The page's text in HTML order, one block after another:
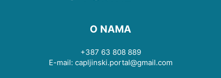
O NAMA
+387 63 808 889
E-mail: capljinski.portal@gmail.com